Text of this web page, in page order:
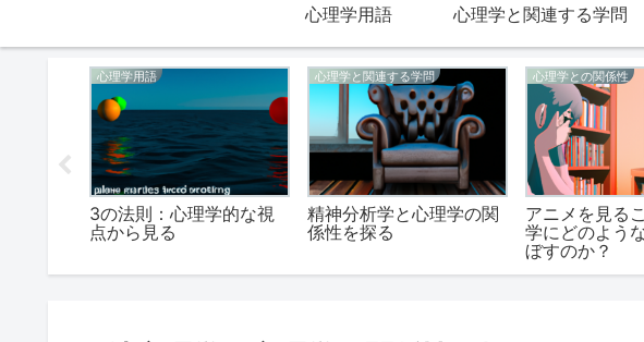
心理学用語 心理学と関連する学問
心理学用語
3の法則：心理学的な視
点から見る
心理学と関連する学問
精神分析学と心理学の関
係性を探る
心理学との関係性
アニメを見る
学にどのよう
ぼすのか？